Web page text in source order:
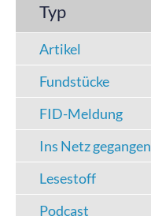
Typ
Artikel
Fundstücke
FID-Meldung
Ins Netz gegangen
Lesestoff
Podcast